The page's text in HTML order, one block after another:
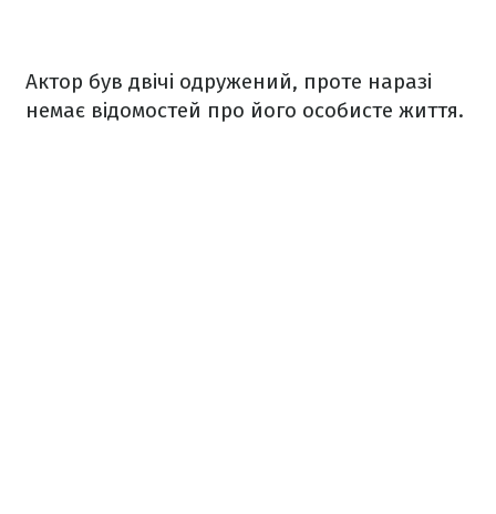
Актор був двічі одружений, проте наразі
немає відомостей про його особисте життя.